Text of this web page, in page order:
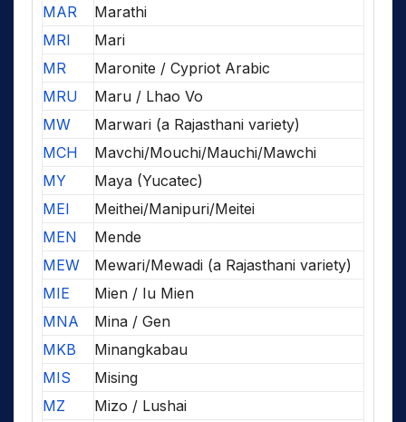
MAR
Marathi
MRI
Mari
MR
Maronite / Cypriot Arabic
MRU
Maru / Lhao Vo
MW
Marwari (a Rajasthani variety)
MCH
Mavchi/Mouchi/Mauchi/Mawchi
MY
Maya (Yucatec)
MEI
Meithei/Manipuri/Meitei
MEN
Mende
MEW
Mewari/Mewadi (a Rajasthani variety)
MIE
Mien / Iu Mien
MNA
Mina / Gen
MKB
Minangkabau
MIS
Mising
MZ
Mizo / Lushai